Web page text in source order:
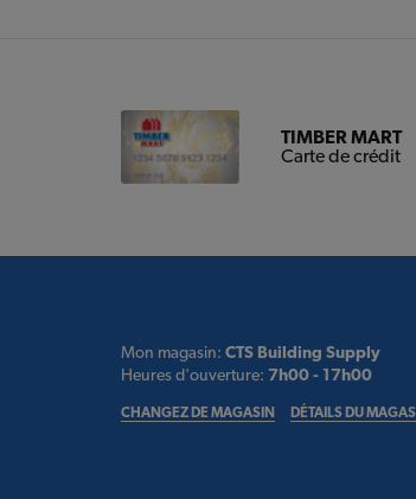
TIMBER MART
Carte de crédit
Mon magasin: CTS Building Supply
Heures d'ouverture: 7h00 - 17h00
CHANGEZ DE MAGASIN DÉTAILS DU